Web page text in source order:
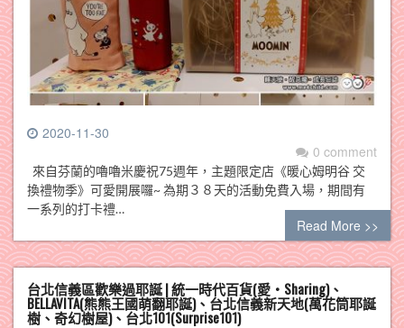
2020-11-30
0 comment
來自芬蘭的嚕嚕米慶祝75週年，主題限定店《暖心姆明谷 交
換禮物季》可愛開展囉~ 為期３８天的活動免費入場，期間有
一系列的打卡禮…
Read More >>
台北信義區歡樂過耶誕 | 統一時代百貨(愛・Sharing)、
BELLAVITA(熊熊王國萌翻耶誕)、台北信義新天地(萬花筒耶誕
樹、奇幻樹屋)、台北101(Surprise101)